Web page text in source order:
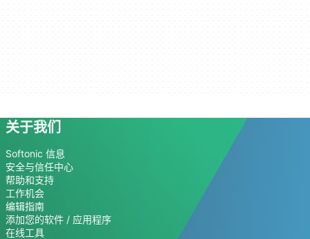
关于我们
Softonic 信息
安全与信任中心
帮助和支持
工作机会
编辑指南
添加您的软件 / 应用程序
在线工具